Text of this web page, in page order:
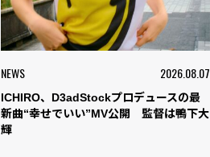
NEWS 2026.08.07
ICHIRO、D3adStockプロデュースの最
新曲“幸せでいい”MV公開 監督は鴨下大
輝